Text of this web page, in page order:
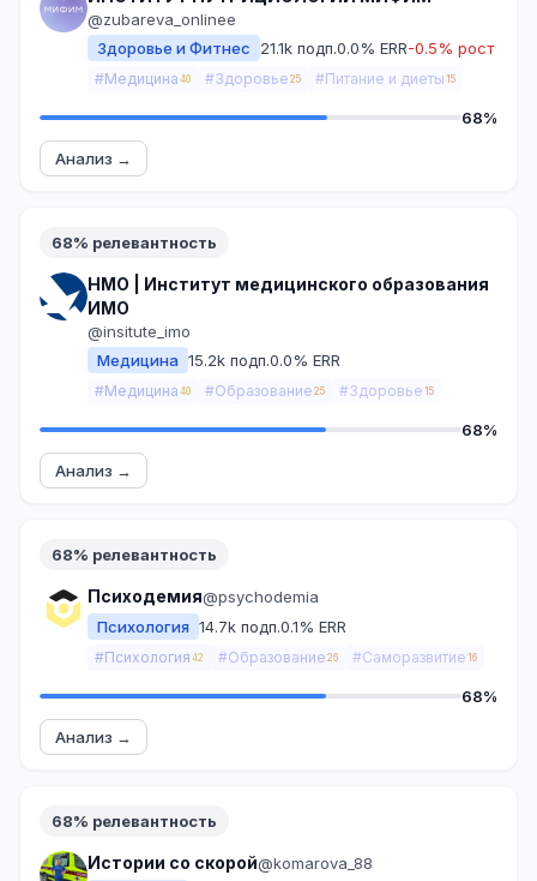
@zubareva_onlinee
Здоровье и Фитнес
21.1k подп.0.0% ERR-0.5% рост
#Медицина 40 #Здоровье 25 #Питание и диеты 15
68%
Анализ →
68% релевантность
НМО | Институт медицинского образования
ИМО
@insitute_imo
Медицина 15.2k подп.0.0% ERR
#Медицина 40 #Образование 25 #Здоровье 15
68%
Анализ →
68% релевантность
Психодемия@psychodemia
Психология 14.7k подп.0.1% ERR
#Психология 42 #Образование 26 #Саморазвитие 16
68%
Анализ →
68% релевантность
Истории со скорой@komarova_88